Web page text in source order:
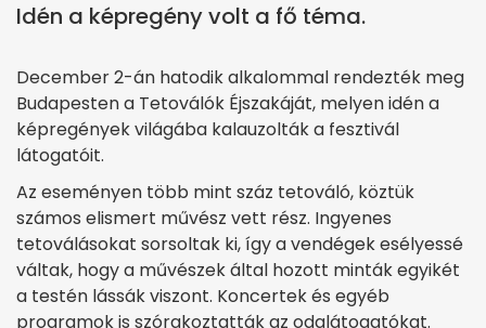
Idén a képregény volt a fő téma.
December 2-án hatodik alkalommal rendezték meg
Budapesten a Tetoválók Éjszakáját, melyen idén a
képregények világába kalauzolták a fesztivál
látogatóit.
Az eseményen több mint száz tetováló, köztük
számos elismert művész vett rész. Ingyenes
tetoválásokat sorsoltak ki, így a vendégek esélyessé
váltak, hogy a művészek által hozott minták egyikét
a testén lássák viszont. Koncertek és egyéb
programok is szórakoztatták az odalátogatókat.